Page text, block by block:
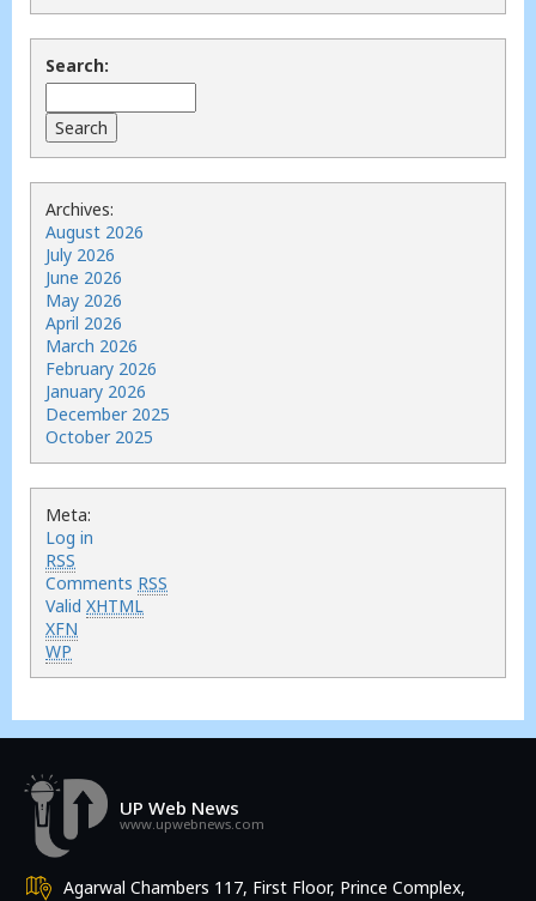
Search:
Archives:
August 2026
July 2026
June 2026
May 2026
April 2026
March 2026
February 2026
January 2026
December 2025
October 2025
Meta:
Log in
RSS
Comments RSS
Valid XHTML
XFN
WP
UP Web News
www.upwebnews.com
Agarwal Chambers 117, First Floor, Prince Complex,